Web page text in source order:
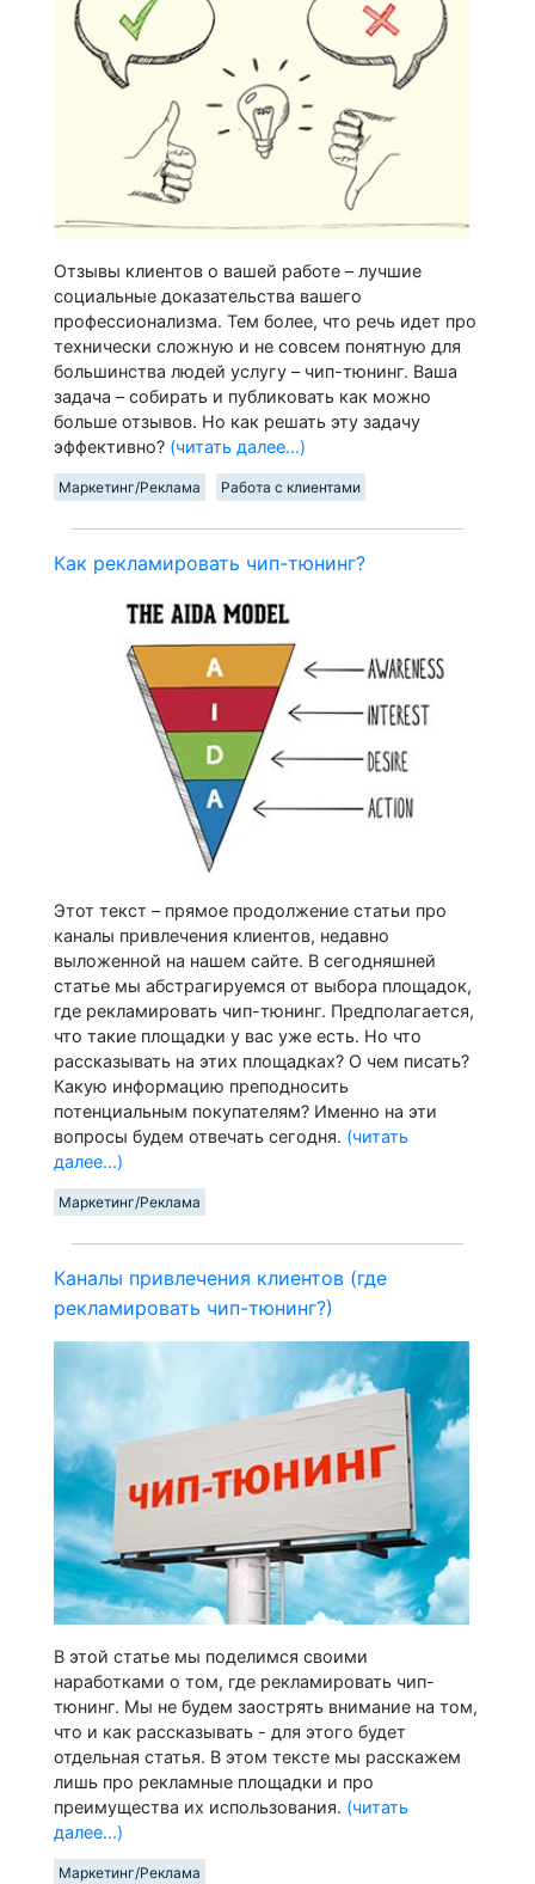
Отзывы клиентов о вашей работе – лучшие
социальные доказательства вашего
профессионализма. Тем более, что речь идет про
технически сложную и не совсем понятную для
большинства людей услугу – чип-тюнинг. Ваша
задача – собирать и публиковать как можно
больше отзывов. Но как решать эту задачу
эффективно? (читать далее...)
Маркетинг/Реклама Работа с клиентами
Как рекламировать чип-тюнинг?
Этот текст – прямое продолжение статьи про
каналы привлечения клиентов, недавно
выложенной на нашем сайте. В сегодняшней
статье мы абстрагируемся от выбора площадок,
где рекламировать чип-тюнинг. Предполагается,
что такие площадки у вас уже есть. Но что
рассказывать на этих площадках? О чем писать?
Какую информацию преподносить
потенциальным покупателям? Именно на эти
вопросы будем отвечать сегодня. (читать
далее...)
Маркетинг/Реклама
Каналы привлечения клиентов (где
рекламировать чип-тюнинг?)
В этой статье мы поделимся своими
наработками о том, где рекламировать чип-
тюнинг. Мы не будем заострять внимание на том,
что и как рассказывать - для этого будет
отдельная статья. В этом тексте мы расскажем
лишь про рекламные площадки и про
преимущества их использования. (читать
далее...)
Маркетинг/Реклама